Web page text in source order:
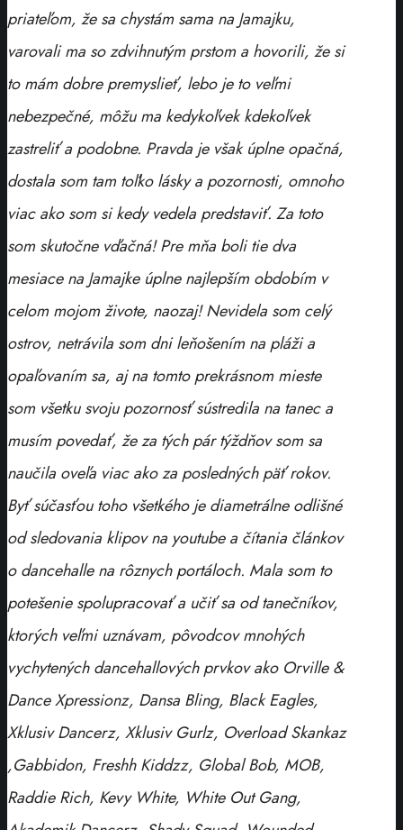
priateľom, že sa chystám sama na Jamajku,
varovali ma so zdvihnutým prstom a hovorili, že si
to mám dobre premyslieť, lebo je to veľmi
nebezpečné, môžu ma kedykoľvek kdekoľvek
zastreliť a podobne. Pravda je však úplne opačná,
dostala som tam toľko lásky a pozornosti, omnoho
viac ako som si kedy vedela predstaviť. Za toto
som skutočne vďačná! Pre mňa boli tie dva
mesiace na Jamajke úplne najlepším obdobím v
celom mojom živote, naozaj! Nevidela som celý
ostrov, netrávila som dni leňošením na pláži a
opaľovaním sa, aj na tomto prekrásnom mieste
som všetku svoju pozornosť sústredila na tanec a
musím povedať, že za tých pár týždňov som sa
naučila oveľa viac ako za posledných päť rokov.
Byť súčasťou toho všetkého je diametrálne odlišné
od sledovania klipov na youtube a čítania článkov
o dancehalle na rôznych portáloch. Mala som to
potešenie spolupracovať a učiť sa od tanečníkov,
ktorých veľmi uznávam, pôvodcov mnohých
vychytených dancehallových prvkov ako Orville &
Dance Xpressionz, Dansa Bling, Black Eagles,
Xklusiv Dancerz, Xklusiv Gurlz, Overload Skankaz
,Gabbidon, Freshh Kiddzz, Global Bob, MOB,
Raddie Rich, Kevy White, White Out Gang,